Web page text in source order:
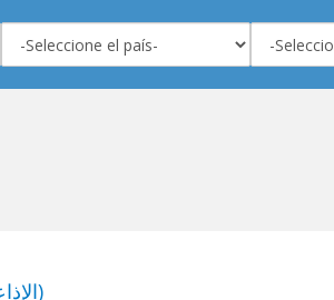
Oman radio (الإذاعة العامة)